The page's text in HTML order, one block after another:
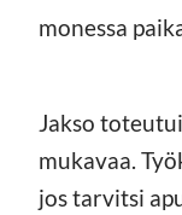
monessa
Jakso
mukavaa.
jos tarvitsi